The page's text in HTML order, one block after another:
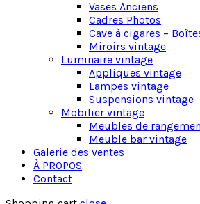
Vases Anciens
Cadres Photos
Cave à cigares –
Miroirs vintage
Luminaire vintage
Appliques vintage
Lampes vintage
Suspensions vintage
Mobilier vintage
Meubles de
Meuble bar vintage
Galerie des ventes
À PROPOS
Contact